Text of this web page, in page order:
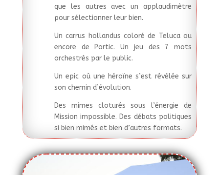
que les autres avec un applaudimètre
pour sélectionner leur bien.
Un carrus hollandus coloré de Teluca ou
encore de Portic. Un jeu des 7 mots
orchestrés par le public.
Un epic où une héroïne s’est révélée sur
son chemin d’évolution.
Des mimes cloturés sous l’énergie de
Mission impossible. Des débats politiques
si bien mimés et bien d’autres formats.